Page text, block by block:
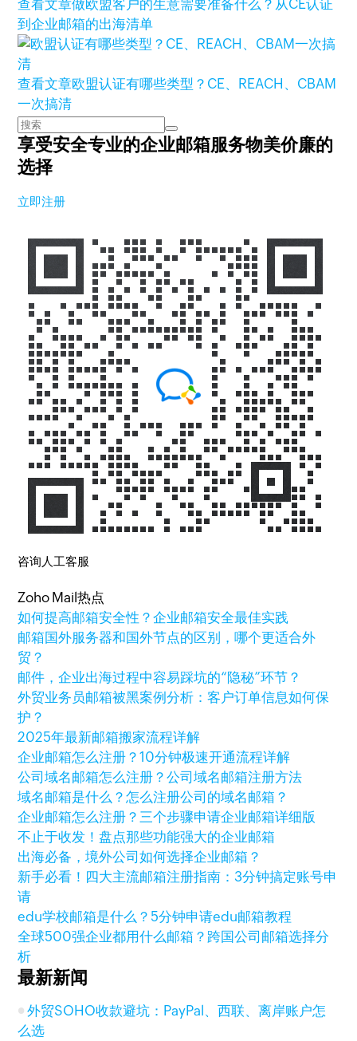
查看文章做欧盟客户的生意需要准备什么？从CE认证
到企业邮箱的出海清单
查看文章欧盟认证有哪些类型？CE、REACH、CBAM
一次搞清
享受安全专业的企业邮箱服务物美价廉的
选择
立即注册
咨询人工客服
Zoho Mail热点
如何提高邮箱安全性？企业邮箱安全最佳实践
邮箱国外服务器和国外节点的区别，哪个更适合外
贸？
邮件，企业出海过程中容易踩坑的“隐秘”环节？
外贸业务员邮箱被黑案例分析：客户订单信息如何保
护？
2025年最新邮箱搬家流程详解
企业邮箱怎么注册？10分钟极速开通流程详解
公司域名邮箱怎么注册？公司域名邮箱注册方法
域名邮箱是什么？怎么注册公司的域名邮箱？
企业邮箱怎么注册？三个步骤申请企业邮箱详细版
不止于收发！盘点那些功能强大的企业邮箱
出海必备，境外公司如何选择企业邮箱？
新手必看！四大主流邮箱注册指南：3分钟搞定账号申
请
edu学校邮箱是什么？5分钟申请edu邮箱教程
全球500强企业都用什么邮箱？跨国公司邮箱选择分
析
最新新闻
外贸SOHO收款避坑：PayPal、西联、离岸账户怎
么选